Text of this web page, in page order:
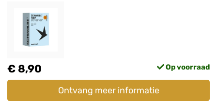
€ 8,90 Op voorraad
Ontvang meer informatie